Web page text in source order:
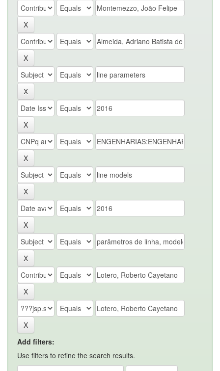
Add filters:
Use filters to refine the search results.